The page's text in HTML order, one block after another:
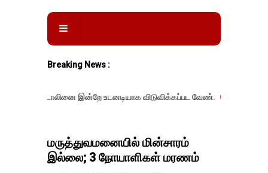
Breaking News :
இன்றே உடனடியாக விடுவிக்கப்பட வேண். எதிர்க்கட்சித் தலைவர்
மருத்துவமனையில் மின்சாரம்
இல்லை; 3 நோயாளிகள் மரணம்